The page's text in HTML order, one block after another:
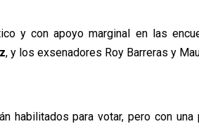
y con apoyo marginal en las
, y los exsenadores Roy Barreras y
habilitados para votar, pero con